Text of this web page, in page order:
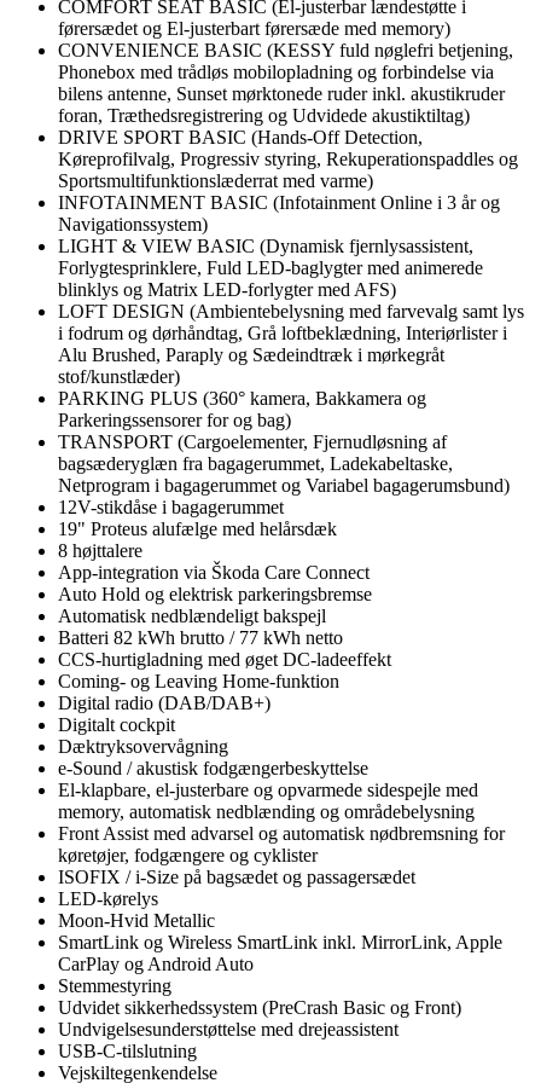
COMFORT SEAT BASIC (El-justerbar lændestøtte i
førersædet og El-justerbart førersæde med memory)
CONVENIENCE BASIC (KESSY fuld nøglefri betjening,
Phonebox med trådløs mobilopladning og forbindelse via
bilens antenne, Sunset mørktonede ruder inkl. akustikruder
foran, Træthedsregistrering og Udvidede akustiktiltag)
DRIVE SPORT BASIC (Hands-Off Detection,
Køreprofilvalg, Progressiv styring, Rekuperationspaddles og
Sportsmultifunktionslæderrat med varme)
INFOTAINMENT BASIC (Infotainment Online i 3 år og
Navigationssystem)
LIGHT & VIEW BASIC (Dynamisk fjernlysassistent,
Forlygtesprinklere, Fuld LED-baglygter med animerede
blinklys og Matrix LED-forlygter med AFS)
LOFT DESIGN (Ambientebelysning med farvevalg samt lys
i fodrum og dørhåndtag, Grå loftbeklædning, Interiørlister i
Alu Brushed, Paraply og Sædeindtræk i mørkegråt
stof/kunstlæder)
PARKING PLUS (360° kamera, Bakkamera og
Parkeringssensorer for og bag)
TRANSPORT (Cargoelementer, Fjernudløsning af
bagsæderyglæn fra bagagerummet, Ladekabeltaske,
Netprogram i bagagerummet og Variabel bagagerumsbund)
12V-stikdåse i bagagerummet
19" Proteus alufælge med helårsdæk
8 højttalere
App-integration via Škoda Care Connect
Auto Hold og elektrisk parkeringsbremse
Automatisk nedblændeligt bakspejl
Batteri 82 kWh brutto / 77 kWh netto
CCS-hurtigladning med øget DC-ladeeffekt
Coming- og Leaving Home-funktion
Digital radio (DAB/DAB+)
Digitalt cockpit
Dæktryksovervågning
e-Sound / akustisk fodgængerbeskyttelse
El-klapbare, el-justerbare og opvarmede sidespejle med
memory, automatisk nedblænding og områdebelysning
Front Assist med advarsel og automatisk nødbremsning for
køretøjer, fodgængere og cyklister
ISOFIX / i-Size på bagsædet og passagersædet
LED-kørelys
Moon-Hvid Metallic
SmartLink og Wireless SmartLink inkl. MirrorLink, Apple
CarPlay og Android Auto
Stemmestyring
Udvidet sikkerhedssystem (PreCrash Basic og Front)
Undvigelsesunderstøttelse med drejeassistent
USB-C-tilslutning
Vejskiltegenkendelse